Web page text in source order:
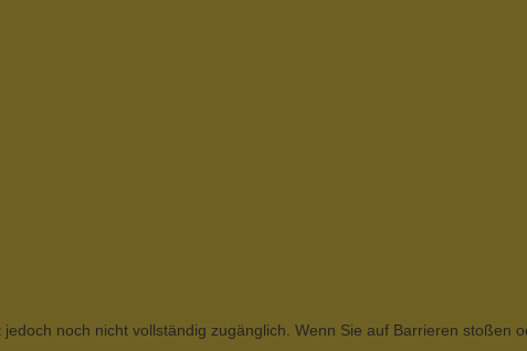
noch nicht vollständig zugänglich. Wenn Sie auf Barrieren stoßen